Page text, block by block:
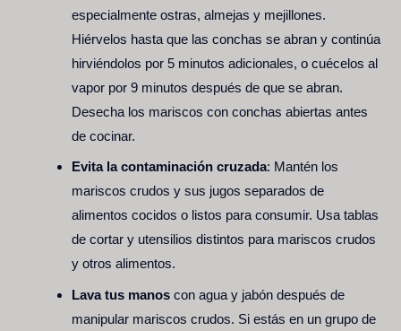
especialmente ostras, almejas y mejillones.
Hiérvelos hasta que las conchas se abran y continúa
hirviéndolos por 5 minutos adicionales, o cuécelos al
vapor por 9 minutos después de que se abran.
Desecha los mariscos con conchas abiertas antes
de cocinar.
Evita la contaminación cruzada: Mantén los
mariscos crudos y sus jugos separados de
alimentos cocidos o listos para consumir. Usa tablas
de cortar y utensilios distintos para mariscos crudos
y otros alimentos.
Lava tus manos con agua y jabón después de
manipular mariscos crudos. Si estás en un grupo de